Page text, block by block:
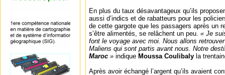
En plus du taux désavantageux qu’ils
aussi d’indics et de rabatteurs pour les
de cette gargote que les passagers après un
s’être alimentés, se relâchent un peu. « Je
font le voyage avec moi. Nous allons
Maliens qui sont partis avant nous. Notre
Maroc » indique Moussa Coulibaly la
Après avoir échangé l’argent qu’ils avaient